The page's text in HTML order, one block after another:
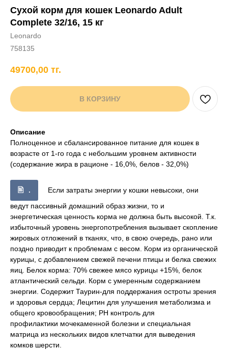
Хорькам
+7 706 407 30 81
Написать в WhatsApp
Сухой корм для кошек Leonardo Adult
Complete 32/16, 15 кг
Leonardo
758135
49700,00 тг.
В КОРЗИНУ
Описание
Полноценное и сбалансированное питание для кошек в
возрасте от 1-го года с небольшим уровнем активности
(содержание жира в рационе - 16,0%, белов - 32,0%)
.
Если затраты энергии у кошки невысоки, они
ведут пассивный домашний образ жизни, то и
энергетическая ценность корма не должна быть высокой. Т.к.
избыточный уровень энергопотребления вызывает скопление
жировых отложений в тканях, что, в свою очередь, рано или
поздно приводит к проблемам с весом. Корм из органической
курицы, с добавлением свежей печени птицы и белка свежих
яиц. Белок корма: 70% свежее мясо курицы +15%, белок
атлантический сельди. Корм с умеренным содержанием
энергии. Содержит Таурин-для поддержания остроты зрения
и здоровья сердца; Лецитин для улучшения метаболизма и
общего кровообращения; РН контроль для
профилактики мочекаменной болезни и специальная
матрица из нескольких видов клетчатки для выведения
комков шерсти.